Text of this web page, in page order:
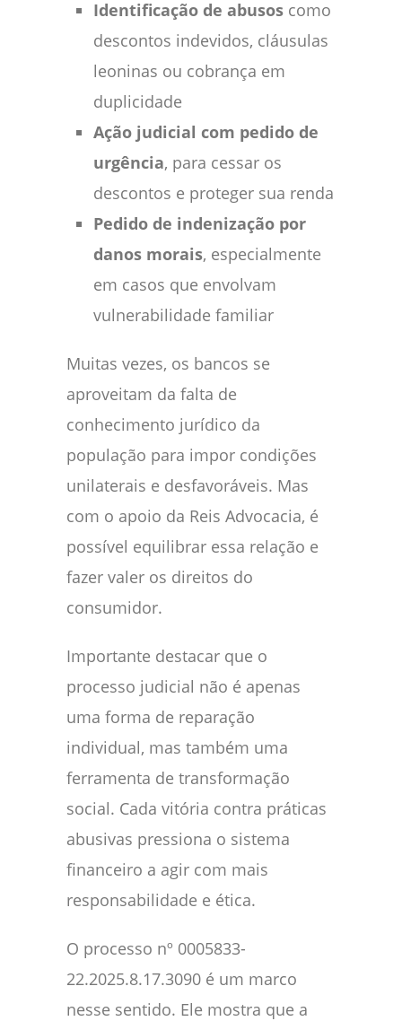
Identificação de abusos como
descontos indevidos, cláusulas
leoninas ou cobrança em
duplicidade
Ação judicial com pedido de
urgência, para cessar os
descontos e proteger sua renda
Pedido de indenização por
danos morais, especialmente
em casos que envolvam
vulnerabilidade familiar
Muitas vezes, os bancos se
aproveitam da falta de
conhecimento jurídico da
população para impor condições
unilaterais e desfavoráveis. Mas
com o apoio da Reis Advocacia, é
possível equilibrar essa relação e
fazer valer os direitos do
consumidor.
Importante destacar que o
processo judicial não é apenas
uma forma de reparação
individual, mas também uma
ferramenta de transformação
social. Cada vitória contra práticas
abusivas pressiona o sistema
financeiro a agir com mais
responsabilidade e ética.
O processo nº 0005833-
22.2025.8.17.3090 é um marco
nesse sentido. Ele mostra que a